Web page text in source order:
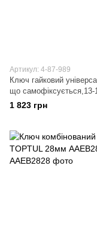
Артикул: 4-87-989
Ключ гайковий
що
STANLEY
1 823 грн